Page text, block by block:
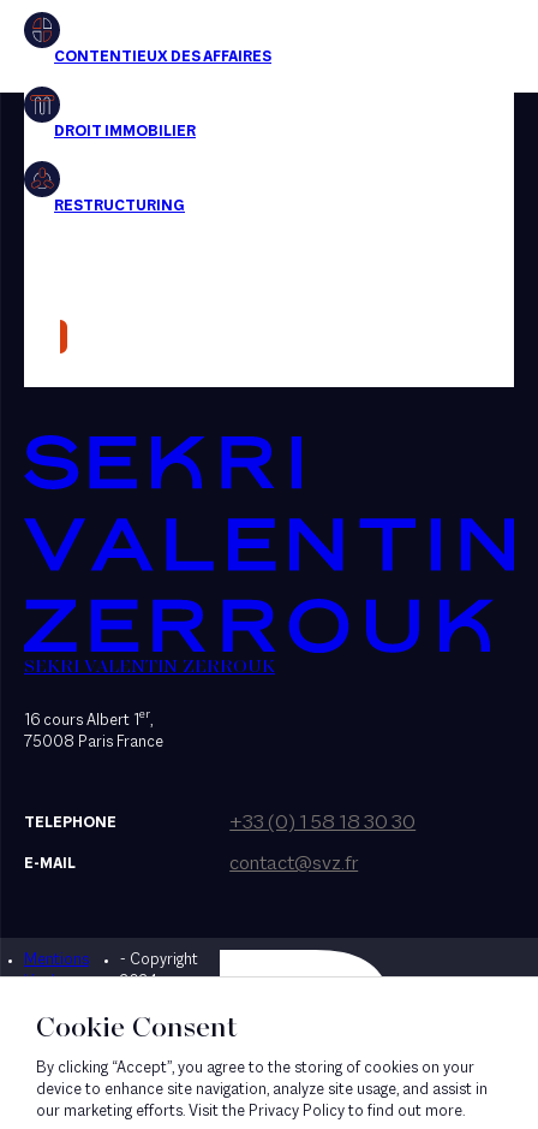
Droit immobilier
Restructuring
Presse
Aucun résultats pour cette recherche
SEKRI VALENTIN ZERROUK
16 cours Albert 1er,
75008 Paris France
TELEPHONE +33 (0) 1 58 18 30 30
E-MAIL contact@svz.fr
Mentions
légales
- Copyright
2024
Designed by Bonhomme
Cookie Consent
By clicking “Accept”, you agree to the storing of cookies on your
device to enhance site navigation, analyze site usage, and assist in
our marketing efforts. Visit the Privacy Policy to find out more.